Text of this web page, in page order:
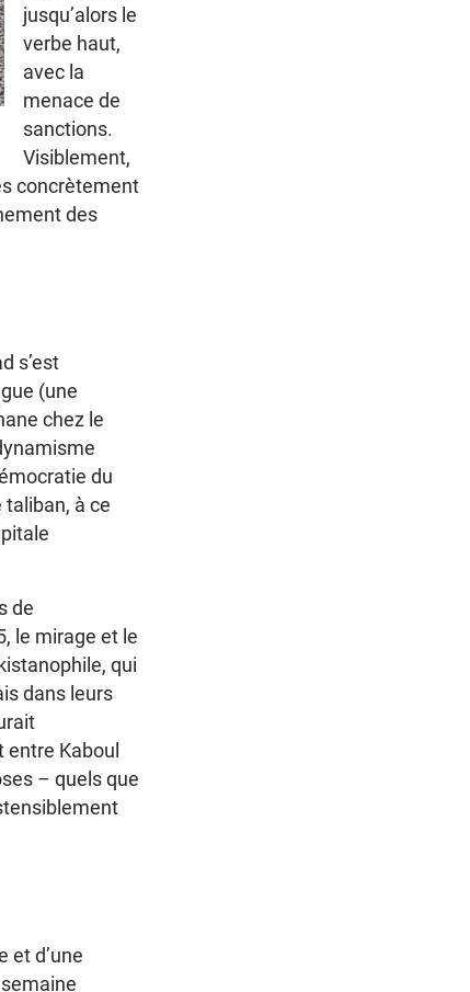
jusqu’alors le
verbe haut,
avec la
menace de
sanctions.
Visiblement,
concrètement
des
s’est
(une
chez le
du
à ce
de
le mirage et le
qui
dans leurs
Kaboul
– quels que
et d’une